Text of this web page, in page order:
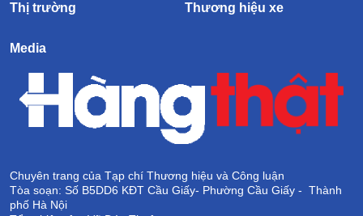
Thị trường Thương hiệu xe
Media
Chuyên trang của Tạp chí Thương hiệu và Công luận
Tòa soạn: Số B5DD6 KĐT Cầu Giấy- Phường Cầu Giấy - Thành
phố Hà Nội